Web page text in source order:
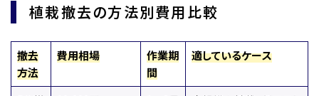
植栽撤去の方法別費用比較
撤去
方法
費用相場
作業期
間
適しているケース